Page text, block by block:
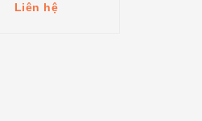
Liên hệ